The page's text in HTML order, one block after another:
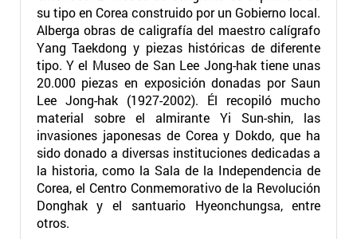
su tipo en Corea construido por un Gobierno local.
Alberga obras de caligrafía del maestro calígrafo
Yang Taekdong y piezas históricas de diferente
tipo. Y el Museo de San Lee Jong-hak tiene unas
20.000 piezas en exposición donadas por Saun
Lee Jong-hak (1927-2002). Él recopiló mucho
material sobre el almirante Yi Sun-shin, las
invasiones japonesas de Corea y Dokdo, que ha
sido donado a diversas instituciones dedicadas a
la historia, como la Sala de la Independencia de
Corea, el Centro Conmemorativo de la Revolución
Donghak y el santuario Hyeonchungsa, entre
otros.